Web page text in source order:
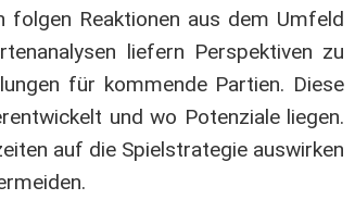
folgen Reaktionen aus dem Umfeld
liefern Perspektiven zu
für kommende Partien. Diese
und wo Potenziale liegen.
auf die Spielstrategie auswirken